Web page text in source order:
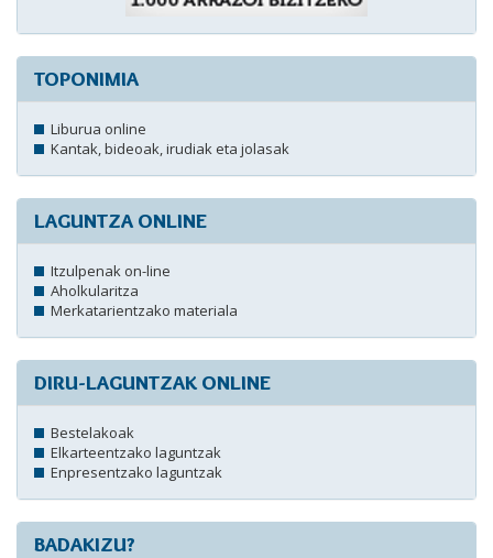
TOPONIMIA
Liburua online
Kantak, bideoak, irudiak eta jolasak
LAGUNTZA ONLINE
Itzulpenak on-line
Aholkularitza
Merkatarientzako materiala
DIRU-LAGUNTZAK ONLINE
Bestelakoak
Elkarteentzako laguntzak
Enpresentzako laguntzak
BADAKIZU?